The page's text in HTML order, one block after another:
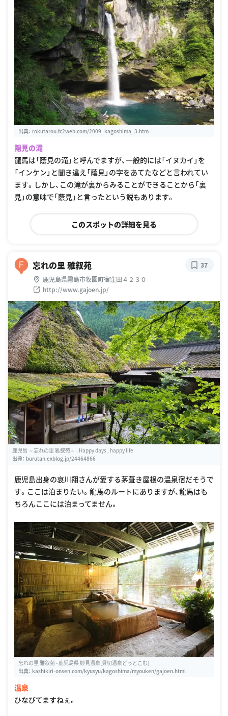
出典： rokutarou.fc2web.com/2009_kagoshima_3.htm
隠見の滝
龍馬は「蔭見の滝」と呼んでますが、一般的には「イヌカイ」を
「インケン」と聞き違え「蔭見」の字をあてたなどと言われてい
ます。しかし、この滝が裏からみることができることから「裏
見」の意味で「蔭見」と言ったという説もあります。
このスポットの詳細を見る
F 忘れの里 雅叙苑
鹿児島県霧島市牧園町宿窪田４２３０
http://www.gajoen.jp/
37
鹿児島 ～忘れの里 雅叙苑～ : Happy days , happy life
出典： burutan.exblog.jp/24464866
鹿児島出身の哀川翔さんが愛する茅葺き屋根の温泉宿だそうで
す。ここは泊まりたい。龍馬のルートにありますが、龍馬はも
ちろんここには泊まってません。
忘れの里 雅叙苑 - 鹿児島県 妙見温泉[貸切温泉どっとこむ]
出典： kashikiri-onsen.com/kyusyu/kagoshima/myouken/gajoen.html
温泉
ひなびてますねぇ。